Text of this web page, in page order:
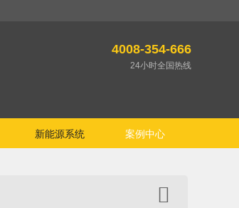
4008-354-666
24小时全国热线
新能源系统 案例中心